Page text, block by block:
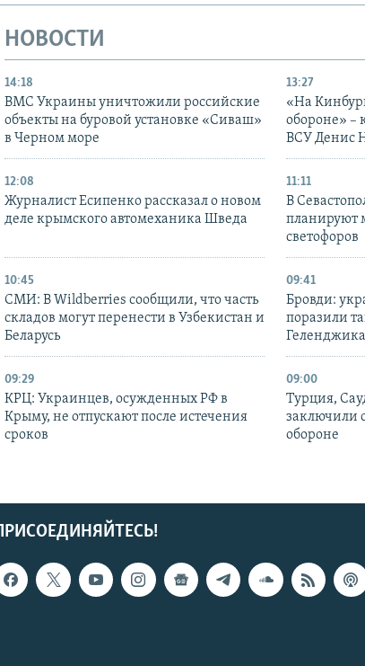
НОВОСТИ
14:18
ВМС Украины уничтожили российские
объекты на буровой установке «Сиваш»
в Черном море
13:27
«На
обороне» –
ВСУ Денис
12:08
Журналист Есипенко рассказал о новом
деле крымского автомеханика Шведа
11:11
В
планируют
светофоров
10:45
СМИ: В Wildberries сообщили, что часть
складов могут перенести в Узбекистан и
Беларусь
09:41
Бровди:
поразили
Геленджика
09:29
КРЦ: Украинцев, осужденных РФ в
Крыму, не отпускают после истечения
сроков
09:00
Турция,
заключили
обороне